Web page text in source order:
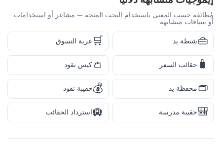
مُطابَقة حسب المعنى باستخدام البحث المتجه — مشاعر أو استخدامات
أو سياقات متشابهة.
👜شنطة يد 🛒 عربة التسوق
🧳 حقائب السفر 👛 كيس نقود
👝محفظة يد 💰حقيبة نقود
🎒حقيبة مدرسة 🛄استرداد الحقائب